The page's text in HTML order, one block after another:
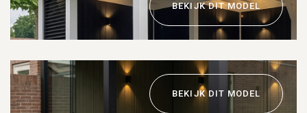
BEKIJK DIT MODEL
BEKIJK DIT MODEL